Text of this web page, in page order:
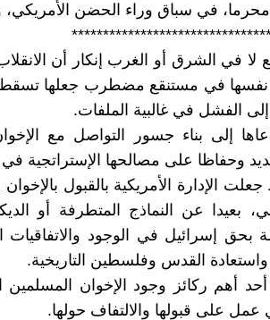
محرما، في سباق وراء الحضن
لا في الشرق أو الغرب إنكار أن
في مستنقع مضطرب جعلها تسقط
إلى الفشل في غالبية الملفات.
إلى بناء جسور التواصل مع
وحفاظا على مصالحها الإستراتجية
الإدارة الأمريكية بالقبول بالإخوان
بعيدا عن النماذج المتطرفة أو
بحق إسرائيل في الوجود
القدس وفلسطين التاريخية.
أهم ركائز وجود الإخوان المسلمين
عمل على قبولها والالتفاف حولها.